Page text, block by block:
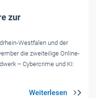
zur
Westfalen und der
die zweiteilige Online-
– Cybercrime und KI: